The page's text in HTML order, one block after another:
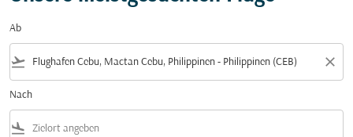
Ab
flight_takeoff close
Nach
flight_land